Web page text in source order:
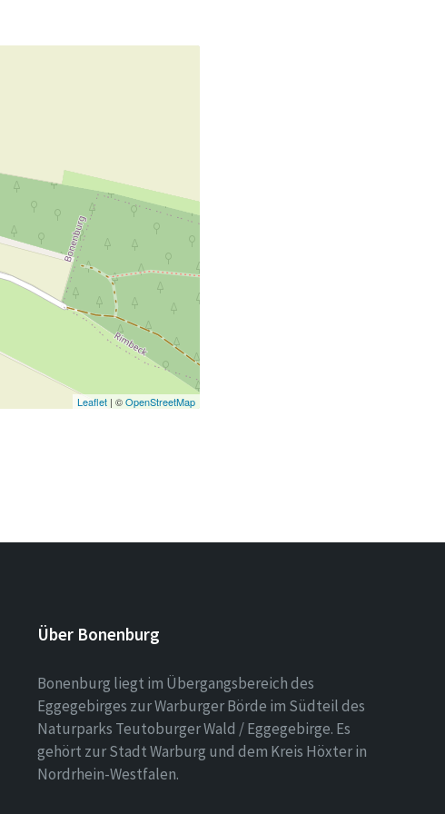
Leaflet| ©OpenStreetMap
Über Bonenburg
Bonenburg liegt im Übergangsbereich des
Eggegebirges zur Warburger Börde im Südteil des
Naturparks Teutoburger Wald / Eggegebirge. Es
gehört zur Stadt Warburg und dem Kreis Höxter in
Nordrhein-Westfalen.